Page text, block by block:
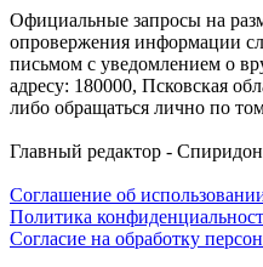
Официальные запросы на
опровержения информации
письмом с уведомлением о
адресу: 180000, Псковская
либо обращаться лично по
Главный редактор -
Соглашение об
Политика
Согласие на обработку